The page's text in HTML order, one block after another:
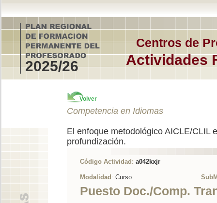
Centros de
Actividades
2025/26
Volver
Competencia en Idiomas
El enfoque metodológico AICLE/CLIL
profundización.
Código Actividad: a042kxjr
Modalidad : Curso
Puesto Doc./Comp.